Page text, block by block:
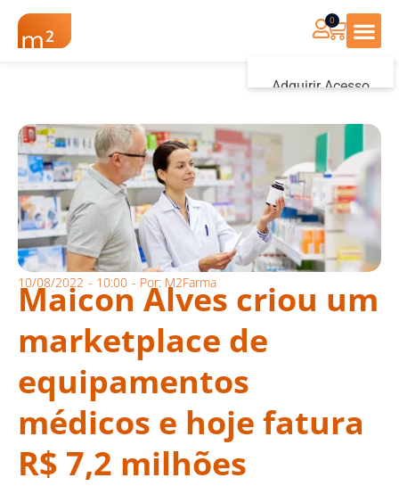
Adquirir Acesso
0
10/08/2022 - 10:00 - Por: M2Farma
Maicon Alves criou um
marketplace de
equipamentos
médicos e hoje fatura
R$ 7,2 milhões